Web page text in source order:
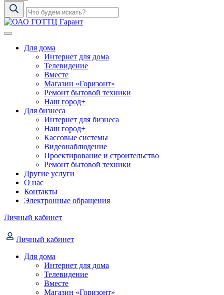
Для дома
Интернет для дома
Телевидение
Вместе
Магазин «Горизонт»
Ремонт бытовой техники
Наш город+
Для бизнеса
Интернет для бизнеса
Наш город+
Кассовые системы
Видеонаблюдение
Проектирование и строительство
Ремонт бытовой техники
Другие услуги
О нас
Контакты
Электронные обращения
Личный кабинет
Личный кабинет
Для дома
Интернет для дома
Телевидение
Вместе
Магазин «Горизонт»